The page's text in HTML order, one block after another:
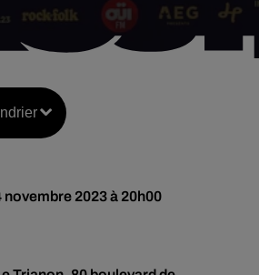
novembre 2023 à 20h00